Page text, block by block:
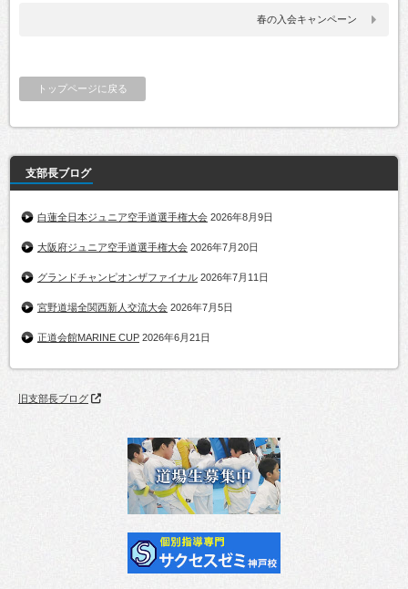
春の入会キャンペーン
トップページに戻る
支部長ブログ
白蓮全日本ジュニア空手道選手権大会 2026年8月9日
大阪府ジュニア空手道選手権大会 2026年7月20日
グランドチャンピオンザファイナル 2026年7月11日
宮野道場全関西新人交流大会 2026年7月5日
正道会館MARINE CUP 2026年6月21日
旧支部長ブログ